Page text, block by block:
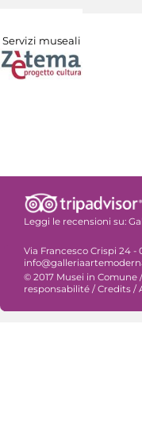
Servizi museali
Leggi le recensioni su:
Via Francesco Crispi 24 -
© 2017 Musei in Comune
responsabilité /Credits /